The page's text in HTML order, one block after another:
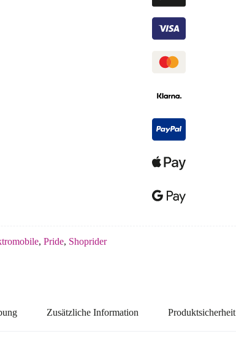
, Pride, Shoprider
Zusätzliche Information Produktsicherheit